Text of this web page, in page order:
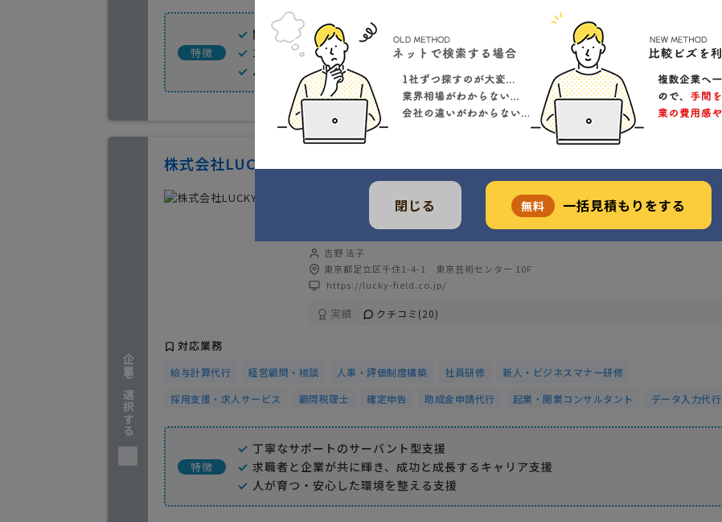
特徴
関わった人すべてが「NO.1」日本一の採用成功支援企業
100種類以上の求人サービスから業種や広告費に応じた適正な広告媒体が選択可能
バナーや写真・原稿作成などのサービスも対応
企業を選択する
株式会社LUCKY FIELD
遠方対応可
吉野 法子
東京都足立区千住1-4-1 東京芸術センター 10F
https://lucky-field.co.jp/
実績 クチコミ(20)
対応業務
給与計算代行 経営顧問・相談 人事・評価制度構築 社員研修
新人・ビジネスマナー研修
採用支援・求人サービス
顧問税理士 確定申告 助成金申請代行 起業・開業コンサルタント データ入力代行
特徴
丁寧なサポートのサーバント型支援
求職者と企業が共に輝き、成功と成長するキャリア支援
人が育つ・安心した環境を整える支援
閉じる 無料 一括見積もりをする